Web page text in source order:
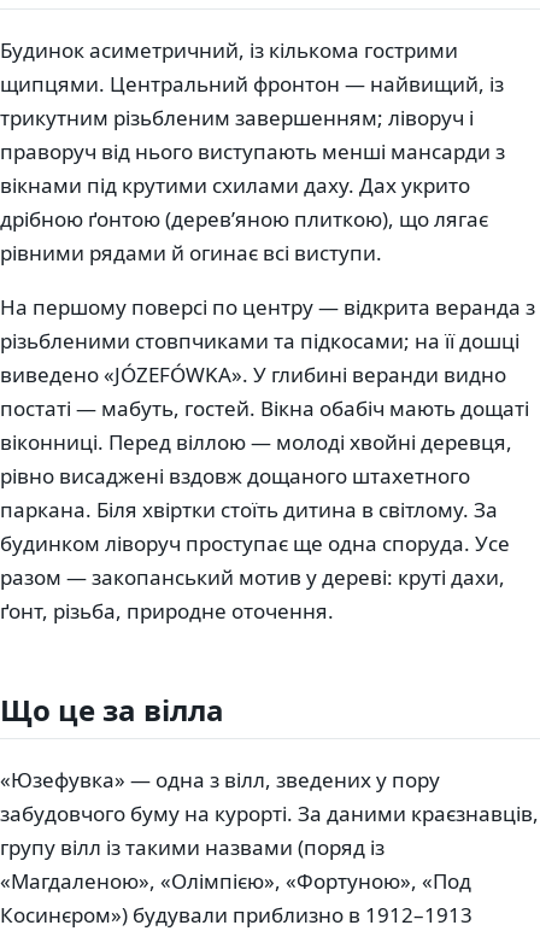
Будинок асиметричний, із кількома гострими
щипцями. Центральний фронтон — найвищий, із
трикутним різьбленим завершенням; ліворуч і
праворуч від нього виступають менші мансарди з
вікнами під крутими схилами даху. Дах укрито
дрібною ґонтою (дерев’яною плиткою), що лягає
рівними рядами й огинає всі виступи.
На першому поверсі по центру — відкрита веранда з
різьбленими стовпчиками та підкосами; на її дошці
виведено «JÓZEFÓWKA». У глибині веранди видно
постаті — мабуть, гостей. Вікна обабіч мають дощаті
віконниці. Перед віллою — молоді хвойні деревця,
рівно висаджені вздовж дощаного штахетного
паркана. Біля хвіртки стоїть дитина в світлому. За
будинком ліворуч проступає ще одна споруда. Усе
разом — закопанський мотив у дереві: круті дахи,
ґонт, різьба, природне оточення.
Що це за вілла
«Юзефувка» — одна з вілл, зведених у пору
забудовчого буму на курорті. За даними краєзнавців,
групу вілл із такими назвами (поряд із
«Магдаленою», «Олімпією», «Фортуною», «Под
Косинєром») будували приблизно в 1912–1913